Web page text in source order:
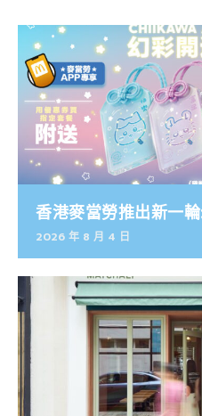
香港麥當勞推出新一
2026 年 8 月 4 日